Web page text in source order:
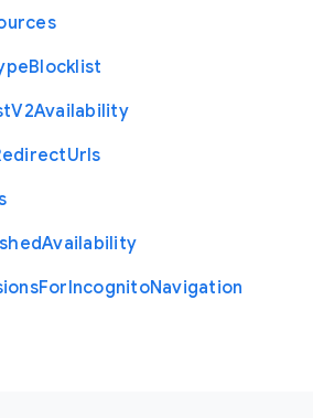
Blocklist
V2Availability
Urls
Availability
ForIncognitoNavigation